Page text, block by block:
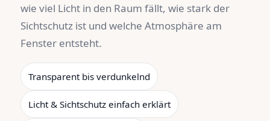
wie viel Licht in den Raum fällt, wie stark der
Sichtschutz ist und welche Atmosphäre am
Fenster entsteht.
Transparent bis verdunkelnd
Licht & Sichtschutz einfach erklärt